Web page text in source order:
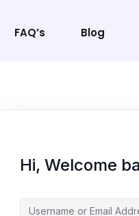
FAQ’s Blog
Hi, Welcome
Don’t